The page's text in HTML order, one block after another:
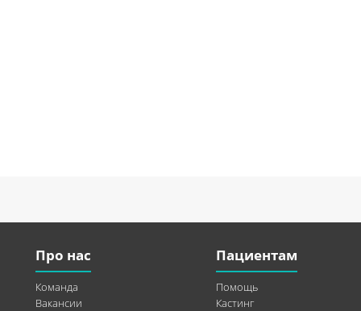
Про нас
Команда
Вакансии
Пациентам
Помощь
Кастинг